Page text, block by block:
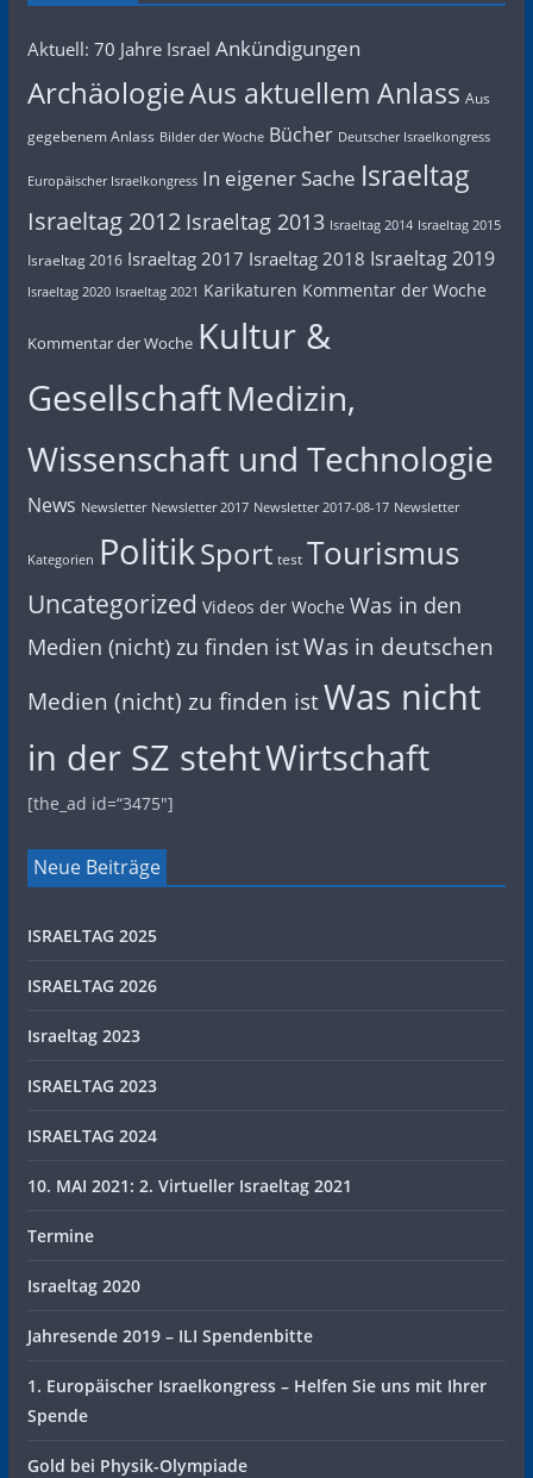
Aktuell: 70 Jahre Israel Ankündigungen
ArchäologieAus aktuellem Anlass Aus
gegebenem Anlass Bilder der Woche Bücher Deutscher Israelkongress
Europäischer Israelkongress In eigener Sache Israeltag
Israeltag 2012 Israeltag 2013 Israeltag 2014 Israeltag 2015
Israeltag 2016 Israeltag 2017 Israeltag 2018 Israeltag 2019
Israeltag 2020 Israeltag 2021 Karikaturen Kommentar der Woche
Kommentar der Woche Kultur &
GesellschaftMedizin,
Wissenschaft und Technologie
News Newsletter Newsletter 2017 Newsletter 2017-08-17 Newsletter
Kategorien PolitikSport test Tourismus
Uncategorized Videos der Woche Was in den
Medien (nicht) zu finden istWas in deutschen
Medien (nicht) zu finden istWas nicht
in der SZ stehtWirtschaft
[the_ad id=“3475″]
Neue Beiträge
ISRAELTAG 2025
ISRAELTAG 2026
Israeltag 2023
ISRAELTAG 2023
ISRAELTAG 2024
10. MAI 2021: 2. Virtueller Israeltag 2021
Termine
Israeltag 2020
Jahresende 2019 – ILI Spendenbitte
1. Europäischer Israelkongress – Helfen Sie uns mit Ihrer
Spende
Gold bei Physik-Olympiade